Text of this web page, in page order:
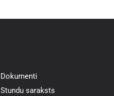
Dokumenti
Stundu saraksts